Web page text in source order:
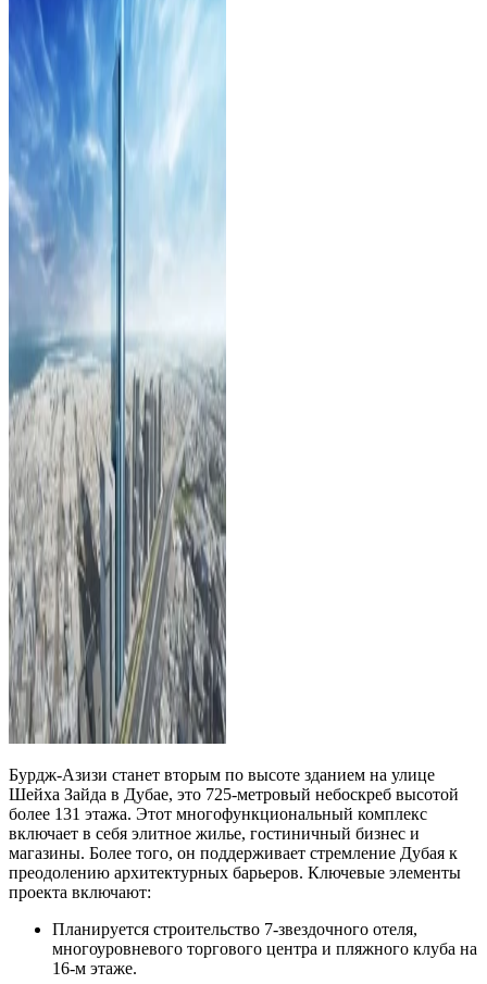
Бурдж-Азизи станет вторым по высоте зданием на улице
Шейха Зайда в Дубае, это 725-метровый небоскреб высотой
более 131 этажа. Этот многофункциональный комплекс
включает в себя элитное жилье, гостиничный бизнес и
магазины. Более того, он поддерживает стремление Дубая к
преодолению архитектурных барьеров. Ключевые элементы
проекта включают:
Планируется строительство 7-звездочного отеля,
многоуровневого торгового центра и пляжного клуба на
16-м этаже.